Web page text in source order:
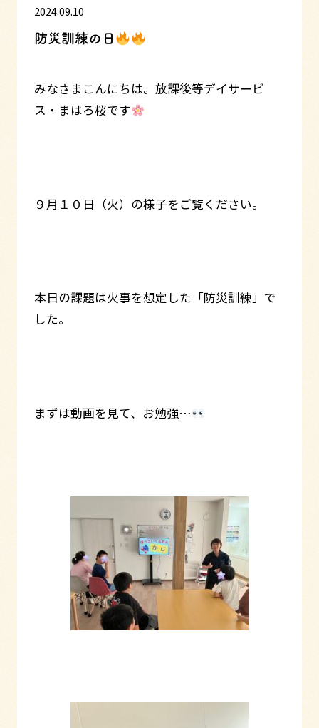
2024.09.10
防災訓練の日
みなさまこんにちは。放課後等デイサービ
ス・まはろ桜です
９月１０日（火）の様子をご覧ください。
本日の課題は火事を想定した「防災訓練」で
した。
まずは動画を見て、お勉強…